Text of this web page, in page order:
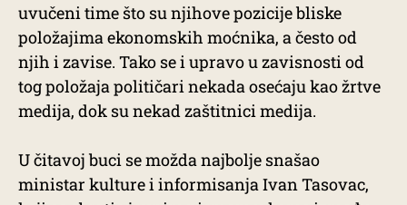
uvučeni time što su njihove pozicije bliske
položajima ekonomskih moćnika, a često od
njih i zavise. Tako se i upravo u zavisnosti od
tog položaja političari nekada osećaju kao žrtve
medija, dok su nekad zaštitnici medija.
U čitavoj buci se možda najbolje snašao
ministar kulture i informisanja Ivan Tasovac,